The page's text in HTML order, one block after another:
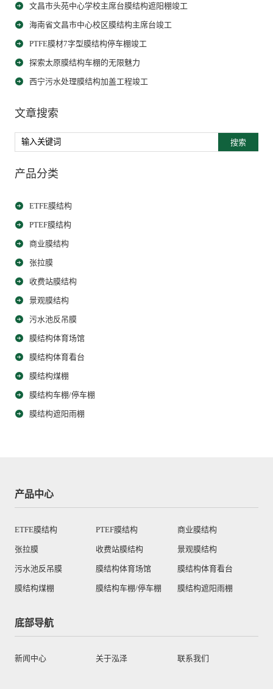
文昌市头苑中心学校主席台膜结构遮阳棚竣工
海南省文昌市中心校区膜结构主席台竣工
PTFE膜材7字型膜结构停车棚竣工
探索太原膜结构车棚的无限魅力
西宁污水处理膜结构加盖工程竣工
文章搜索
搜索
产品分类
ETFE膜结构
PTEF膜结构
商业膜结构
张拉膜
收费站膜结构
景观膜结构
污水池反吊膜
膜结构体育场馆
膜结构体育看台
膜结构煤棚
膜结构车棚/停车棚
膜结构遮阳雨棚
产品中心
ETFE膜结构 PTEF膜结构 商业膜结构
张拉膜 收费站膜结构 景观膜结构
污水池反吊膜 膜结构体育场馆 膜结构体育看台
膜结构煤棚 膜结构车棚/停车棚 膜结构遮阳雨棚
底部导航
新闻中心 关于泓泽 联系我们